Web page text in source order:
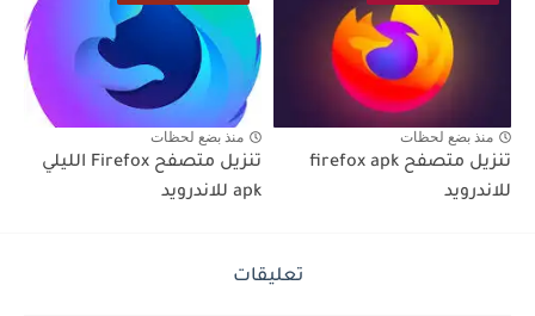
منذ بضع لحظات
تنزيل متصفح firefox apk
للاندرويد
منذ بضع لحظات
تنزيل متصفح Firefox الليلي
apk للاندرويد
تعليقات